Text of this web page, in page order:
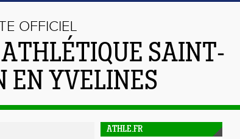
OFFICIEL
SAINT-
EN YVELINES
ATHLE.FR